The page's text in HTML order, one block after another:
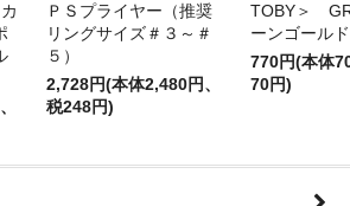
ＰＳプライヤー（推奨
リングサイズ＃３～＃
５）
2,728円(本体2,480円、
税248円)
TOBY＞
ーンゴールド
770円(本体
70円)